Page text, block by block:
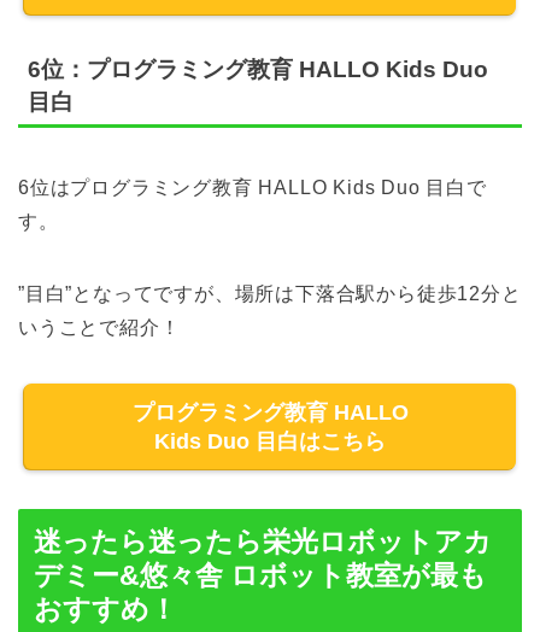
6位：プログラミング教育 HALLO Kids Duo
目白
6位はプログラミング教育 HALLO Kids Duo 目白で
す。
”目白”となってですが、場所は下落合駅から徒歩12分と
いうことで紹介！
プログラミング教育 HALLO
Kids Duo 目白はこちら
迷ったら迷ったら栄光ロボットアカ
デミー&悠々舎 ロボット教室が最も
おすすめ！